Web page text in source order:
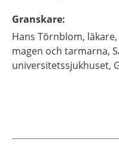
Granskare:
Hans Törnblom,
magen och tarmarna,
universitetssjukhuset,